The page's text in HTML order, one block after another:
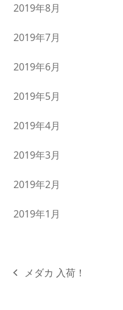
2019年8月
2019年7月
2019年6月
2019年5月
2019年4月
2019年3月
2019年2月
2019年1月
previous
メダカ 入荷！